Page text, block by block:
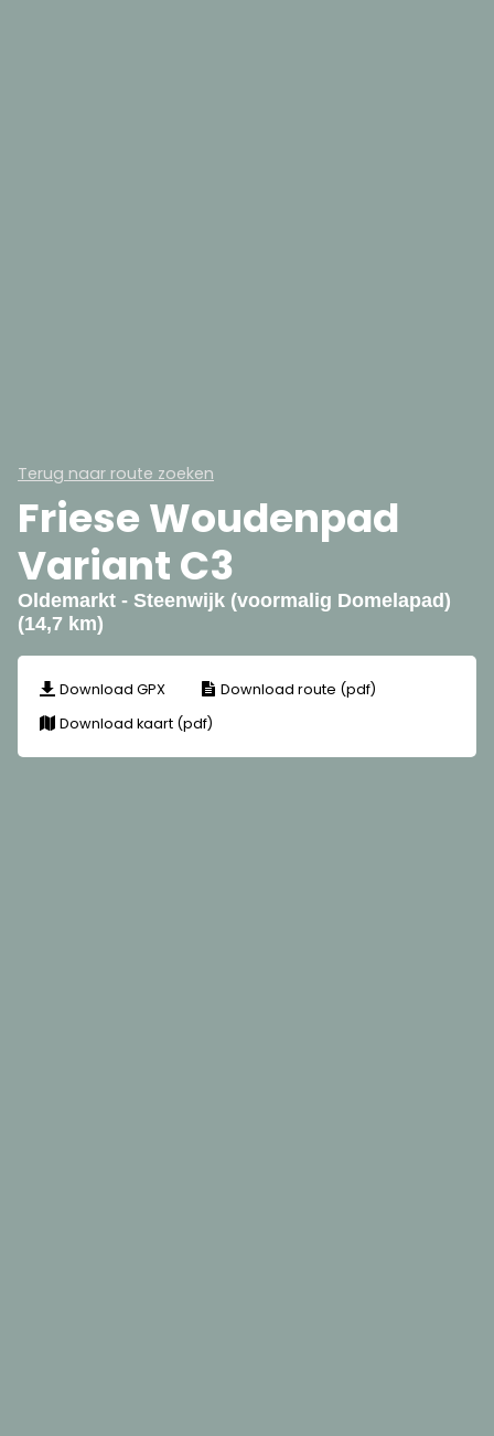
Terug naar route zoeken
Friese Woudenpad
Variant C3
Oldemarkt - Steenwijk (voormalig Domelapad)
(14,7 km)
Download GPX
Download route (pdf)
Download kaart (pdf)